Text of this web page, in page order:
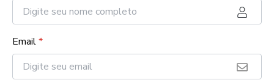
Email*